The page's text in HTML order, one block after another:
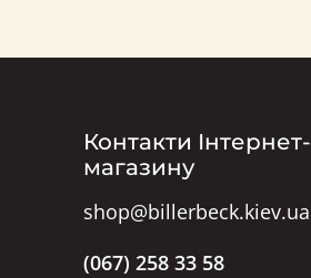
Контакти Інтернет-
магазину
shop@billerbeck.kiev.ua
(067) 258 33 58